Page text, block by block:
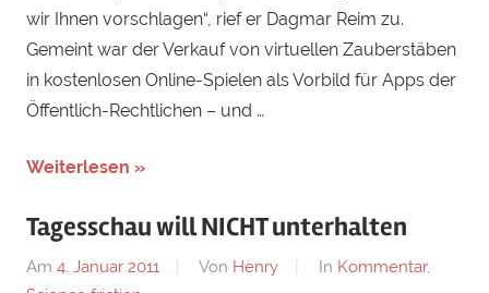
wir Ihnen vorschlagen“, rief er Dagmar Reim zu.
Gemeint war der Verkauf von virtuellen Zauberstäben
in kostenlosen Online-Spielen als Vorbild für Apps der
Öffentlich-Rechtlichen – und …
Weiterlesen »
Tagesschau will NICHT unterhalten
Am 4. Januar 2011 Von Henry In Kommentar,